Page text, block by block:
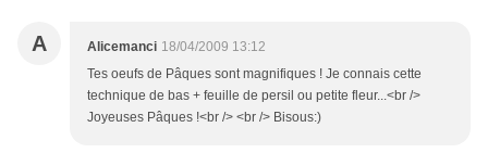
A Alicemanci 18/04/2009 13:12
Tes oeufs de Pâques sont magnifiques ! Je connais cette
technique de bas + feuille de persil ou petite fleur...<br />
Joyeuses Pâques !<br /> <br /> Bisous:)